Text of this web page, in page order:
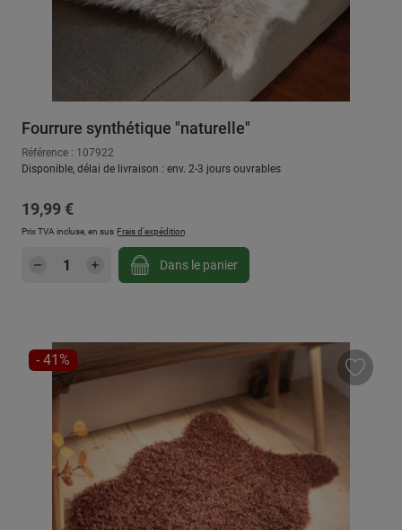
Fourrure synthétique "naturelle"
Référence : 107922
Disponible, délai de livraison : env. 2-3 jours ouvrables
Prix régulier :
19,99 €
Prix TVA incluse, en sus Frais d'expédition
Quantité de produit : Entrez la quantité
Dans le panier
RÉDUCTION
- 41%